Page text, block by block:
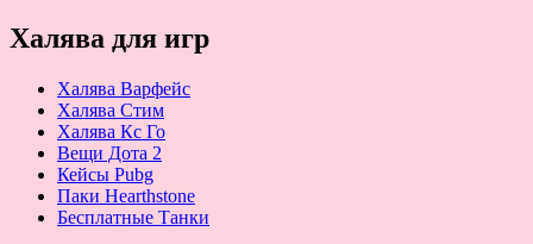
Халява для игр
Халява Варфейс
Халява Стим
Халява Кс Го
Вещи Дота 2
Кейсы Pubg
Паки Hearthstone
Бесплатные Танки